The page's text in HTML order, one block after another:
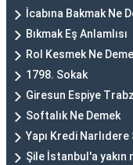
İcabına Bakmak Ne
Bıkmak Eş Anlamlısı
Rol Kesmek Ne
1798. Sokak
Giresun Espiye
Softalık Ne Demek
Yapı Kredi
Şile İstanbul'a yakın